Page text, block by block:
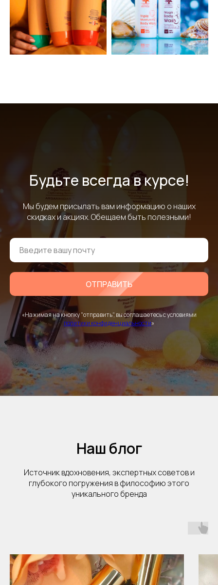
Будьте всегда в курсе!
Мы будем присылать вам информацию о наших
скидках и акциях. Обещаем быть полезными!
ОТПРАВИТЬ
«Нажимая на кнопку "отправить", вы соглашаетесь с условиями
политики конфиденциальности»
Наш блог
Источник вдохновения, экспертных советов и
глубокого погружения в философию этого
уникального бренда